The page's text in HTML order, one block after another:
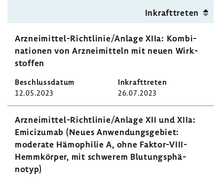
Inkraft­treten
Arzneimittel-​Richtlinie/Anlage XIIa: Kombi­
na­tionen von Arznei­mit­teln mit neuen Wirk­
stoffen
12.05.2023 26.07.2023
Arzneimittel-​Richtlinie/Anlage XII und XIIa:
Emici­zumab (Neues Anwen­dungs­ge­biet:
mode­rate Hämo­philie A, ohne Faktor-​VIII-
Hemmkörper, mit schwerem Blutungs­phä­
notyp)